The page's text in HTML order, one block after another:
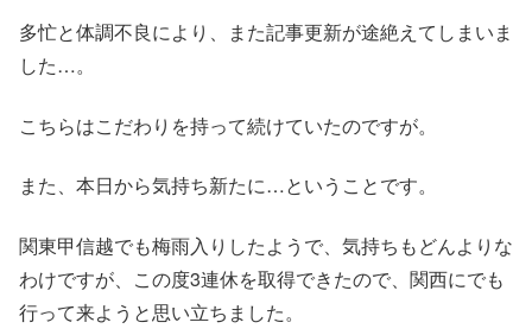
多忙と体調不良により、また記事更新が途絶えてしまいま
した…。
こちらはこだわりを持って続けていたのですが。
また、本日から気持ち新たに…ということです。
関東甲信越でも梅雨入りしたようで、気持ちもどんよりな
わけですが、この度3連休を取得できたので、関西にでも
行って来ようと思い立ちました。